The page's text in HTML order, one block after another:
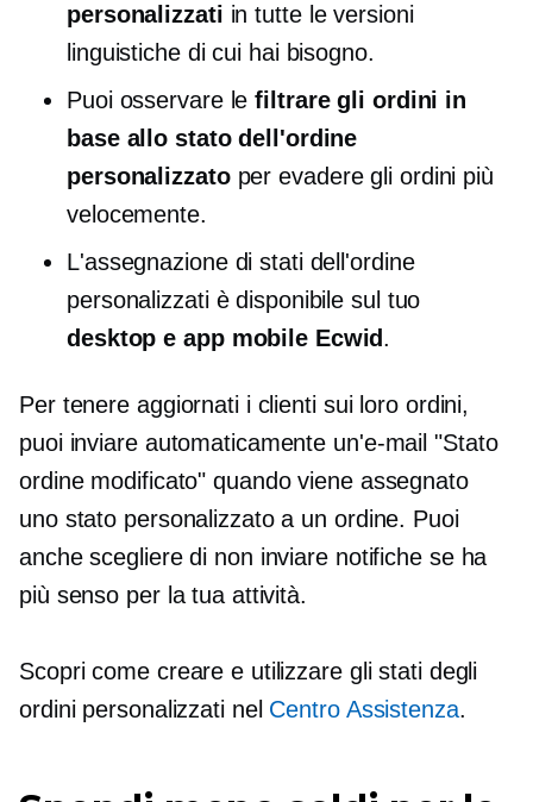
personalizzati in tutte le versioni
linguistiche di cui hai bisogno.
Puoi osservare lefiltrare gli ordini in
base allo stato dell'ordine
personalizzatoper evadere gli ordini più
velocemente.
L'assegnazione di stati dell'ordine
personalizzati è disponibile sul tuo
desktop e app mobile Ecwid.
Per tenere aggiornati i clienti sui loro ordini,
puoi inviare automaticamente un'e-mail "Stato
ordine modificato" quando viene assegnato
uno stato personalizzato a un ordine. Puoi
anche scegliere di non inviare notifiche se ha
più senso per la tua attività.
Scopri come creare e utilizzare gli stati degli
ordini personalizzati nel Centro Assistenza.